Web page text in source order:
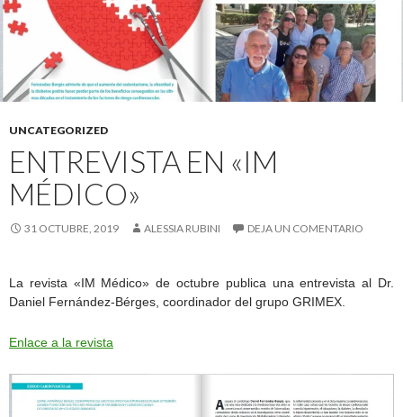
UNCATEGORIZED
ENTREVISTA EN «IM
MÉDICO»
31 OCTUBRE, 2019 ALESSIA RUBINI DEJA UN COMENTARIO
La revista «IM Médico» de octubre publica una entrevista al Dr.
Daniel Fernández-Bérges, coordinador del grupo GRIMEX.
Enlace a la revista